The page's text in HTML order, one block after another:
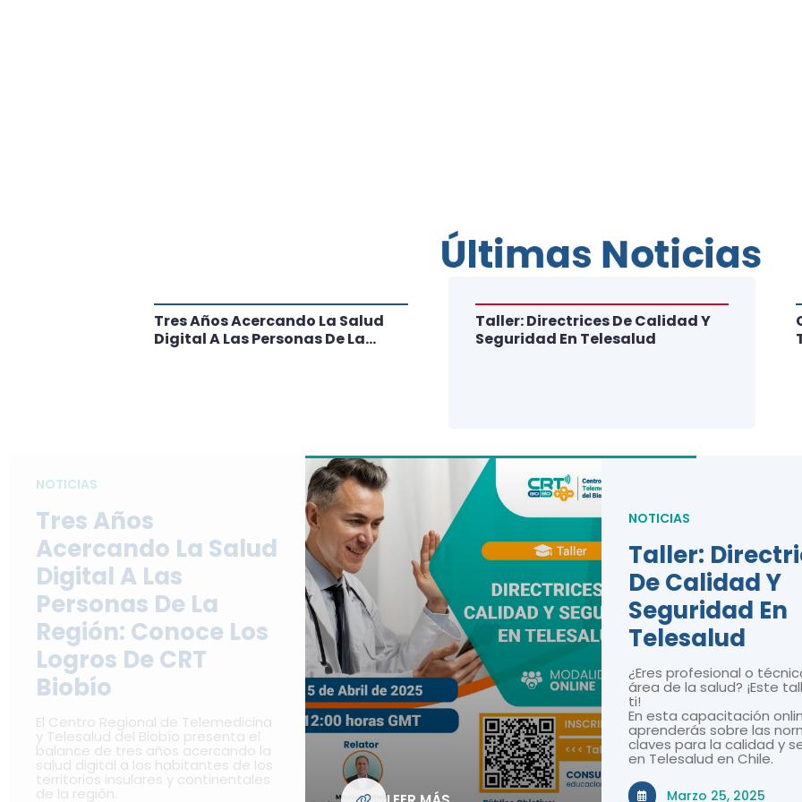
NOTICIAS
Tres Años
Acercando La Salud
Digital A Las
Personas De La
Región: Conoce Los
Logros De CRT
Biobío
El Centro Regional de Telemedicina
y Telesalud del Biobío presenta el
balance de tres años acercando la
salud digital a los habitantes de los
territorios insulares y continentales
de la región.
NOTICIAS
Taller:
De Calidad Y
Seguridad En
Telesalud
¿Eres profesional o
área de la salud? ¡Este
ti!
En esta capacitación
aprenderás sobre las
claves para la calidad y
en Telesalud en Chile.
Marzo 25, 2025
Tres Años Acercando La Salud
Digital A Las Personas De La
Taller: Directrices De Calidad Y
Seguridad En Telesalud
Últimas Noticias